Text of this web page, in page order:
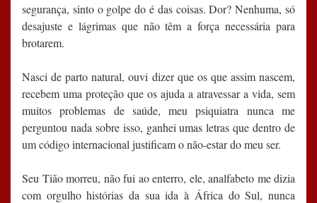
segurança, sinto o golpe do é das coisas. Dor? Nenhuma, só
desajuste e lágrimas que não têm a força necessária para
brotarem.
Nasci de parto natural, ouvi dizer que os que assim nascem,
recebem uma proteção que os ajuda a atravessar a vida, sem
muitos problemas de saúde, meu psiquiatra nunca me
perguntou nada sobre isso, ganhei umas letras que dentro de
um código internacional justificam o não-estar do meu ser.
Seu Tião morreu, não fui ao enterro, ele, analfabeto me dizia
com orgulho histórias da sua ida à África do Sul, nunca